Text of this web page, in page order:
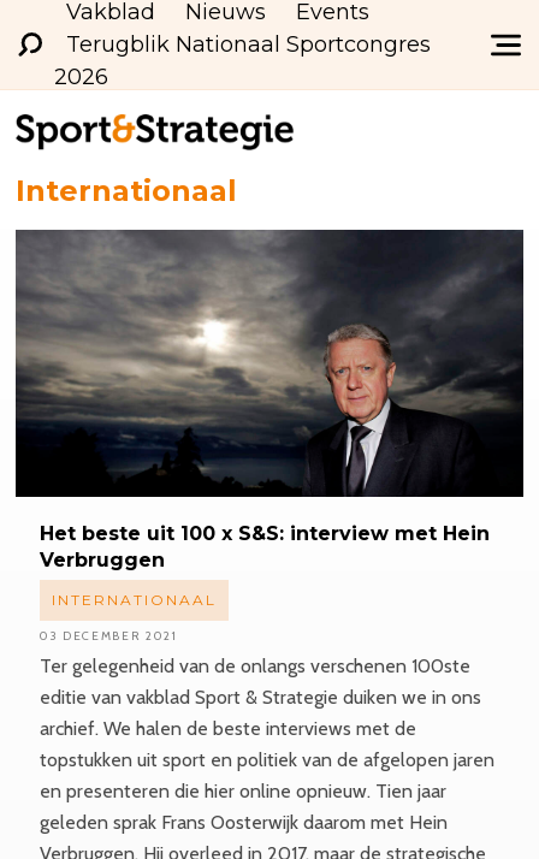
Vakblad Nieuws
Events
Terugblik Nationaal Sportcongres
2026
Internationaal
Het beste uit 100 x S&S: interview met Hein
Verbruggen
Ter gelegenheid van de onlangs verschenen 100ste
editie van vakblad Sport & Strategie duiken we in ons
archief. We halen de beste interviews met de
topstukken uit sport en politiek van de afgelopen jaren
en presenteren die hier online opnieuw. Tien jaar
geleden sprak Frans Oosterwijk daarom met Hein
Verbruggen. Hij overleed in 2017, maar de strategische
INTERNATIONAAL
03 DECEMBER 2021